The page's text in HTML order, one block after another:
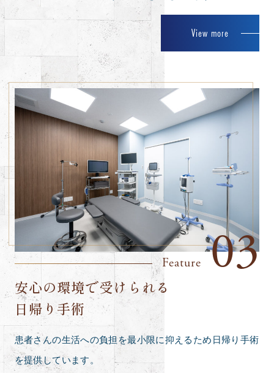
View more
Feature 03
安心の環境で受けられる
日帰り手術
患者さんの生活への負担を最小限に抑えるため日帰り手術
を提供しています。